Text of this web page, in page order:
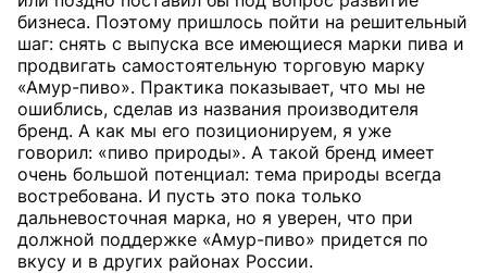
бизнеса. Поэтому пришлось пойти на решительный
шаг: снять с выпуска все имеющиеся марки пива и
продвигать самостоятельную торговую марку
«Амур-пиво». Практика показывает, что мы не
ошиблись, сделав из названия производителя
бренд. А как мы его позиционируем, я уже
говорил: «пиво природы». А такой бренд имеет
очень большой потенциал: тема природы всегда
востребована. И пусть это пока только
дальневосточная марка, но я уверен, что при
должной поддержке «Амур-пиво» придется по
вкусу и в других районах России.